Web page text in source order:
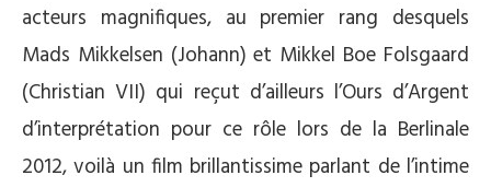
acteurs magnifiques, au premier rang desquels
Mads Mikkelsen (Johann) et Mikkel Boe Folsgaard
(Christian VII) qui reçut d’ailleurs l’Ours d’Argent
d’interprétation pour ce rôle lors de la Berlinale
2012, voilà un film brillantissime parlant de l’intime